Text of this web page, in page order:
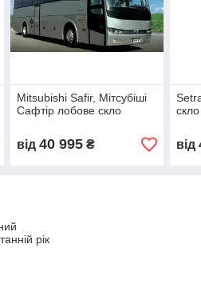
Mitsubishi Safir, Мітсубіші
Сафтір лобове скло
від 40 995₴
скло
від
рік